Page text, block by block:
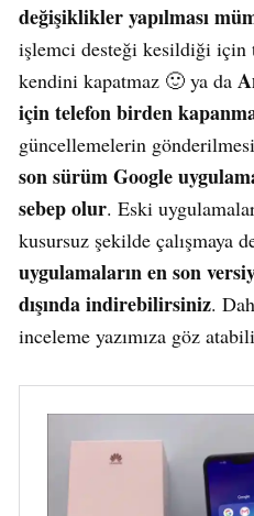
değişiklikler yapılması
işlemci desteği kesildiği için
kendini kapatmaz 🙂 ya da
için telefon birden
güncellemelerin
son sürüm Google
sebep olur. Eski
kusursuz şekilde çalışmaya
uygulamaların en son
dışında indirebilirsiniz.
inceleme yazımıza göz